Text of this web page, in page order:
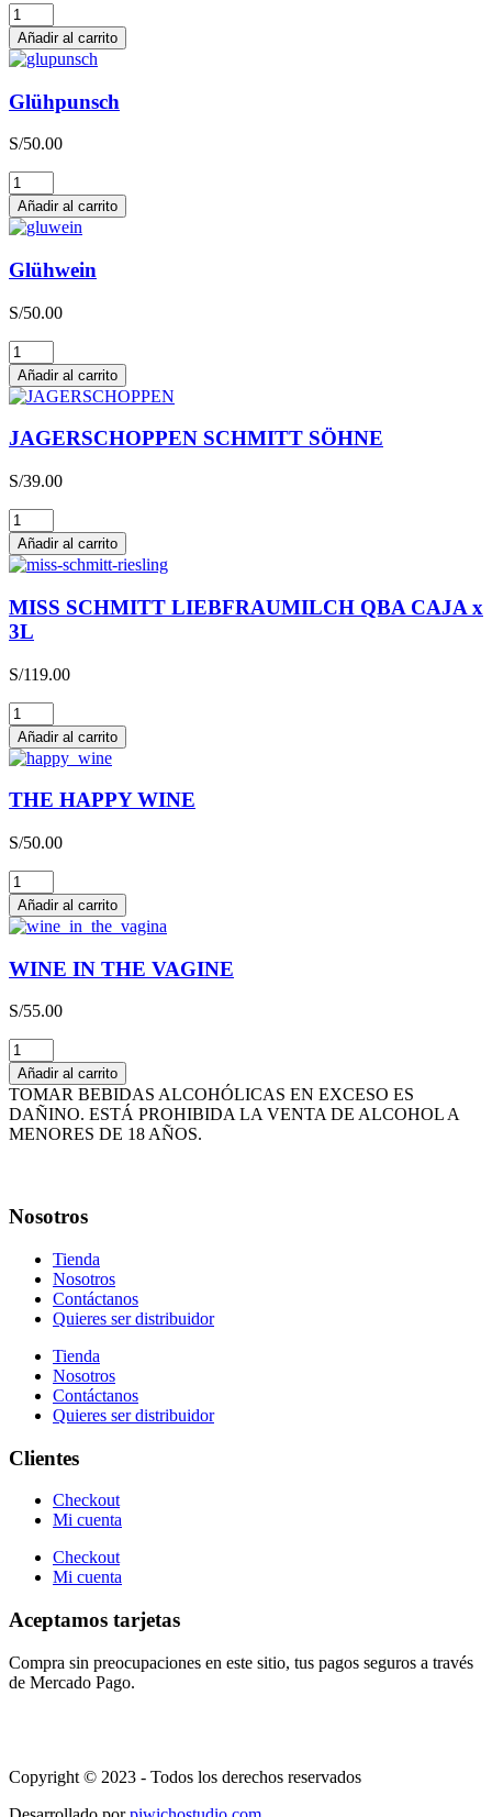
Relax
Zero
Chardonnay
cantidad
Añadir al carrito
Glühpunsch
S/50.00
Glühpunsch
cantidad
Añadir al carrito
Glühwein
S/50.00
Glühwein
cantidad
Añadir al carrito
JAGERSCHOPPEN SCHMITT SÖHNE
S/39.00
JAGERSCHOPPEN
SCHMITT
SÖHNE
cantidad
Añadir al carrito
MISS SCHMITT LIEBFRAUMILCH QBA CAJA x
3L
S/119.00
MISS
SCHMITT
LIEBFRAUMILCH
QBA
CAJA
x
cantidad
Añadir al carrito
THE HAPPY WINE
S/50.00
THE
HAPPY
WINE
cantidad
Añadir al carrito
WINE IN THE VAGINE
S/55.00
WINE
IN
THE
VAGINE
cantidad
Añadir al carrito
TOMAR BEBIDAS ALCOHÓLICAS EN EXCESO ES
DAÑINO. ESTÁ PROHIBIDA LA VENTA DE ALCOHOL A
MENORES DE 18 AÑOS.
Nosotros
Tienda
Nosotros
Contáctanos
Quieres ser distribuidor
Tienda
Nosotros
Contáctanos
Quieres ser distribuidor
Clientes
Checkout
Mi cuenta
Checkout
Mi cuenta
Aceptamos tarjetas
Compra sin preocupaciones en este sitio, tus pagos seguros a través
de Mercado Pago.
Copyright © 2023 - Todos los derechos reservados